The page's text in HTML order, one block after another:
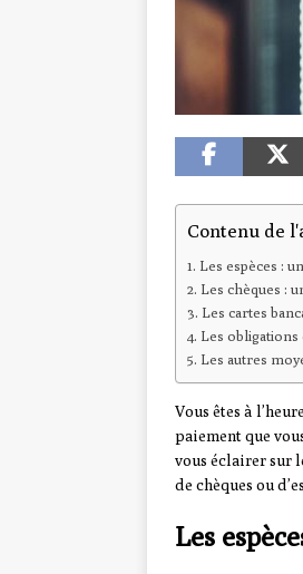
Contenu de
Les espèces :
Les chèques :
Les cartes
Les obligations
Les autres
Vous êtes à
paiement que
vous éclairer sur
de chèques ou
Les